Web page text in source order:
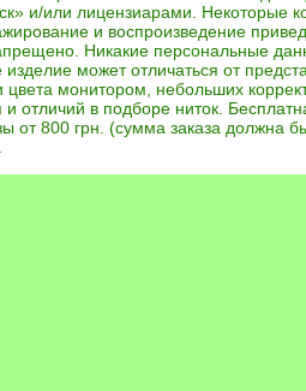
и/или лицензиарами. Некоторые
и воспроизведение
Никакие персональные
изделие может отличаться от
цвета монитором, небольших
отличий в подборе ниток.
от 800 грн. (сумма заказа должна